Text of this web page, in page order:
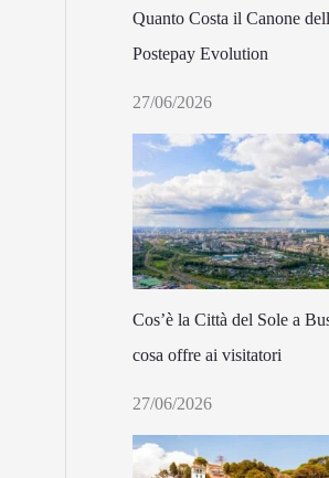
Quanto Costa il Canone
Postepay Evolution
27/06/2026
Cos’è la Città del Sole a
cosa offre ai visitatori
27/06/2026